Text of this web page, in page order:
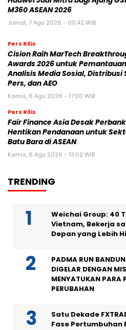
M360 ASEAN 2026
Jumat, 7 Agu 2026 - 00:42 WIB
Pers Rilis
Cision Raih MarTech
Awards 2026 untuk
Analisis Media Sosial, Distribusi
Pers, dan AEO
Kamis, 6 Agu 2026 - 17:00 WIB
Pers Rilis
Fair Finance Asia Desak
Hentikan Pendanaan untuk
Batu Bara di ASEAN
Kamis, 6 Agu 2026 - 13:02 WIB
TRENDING
Weichai Group: 40
Vietnam, Bekerja
Depan yang Lebih
PADMA RUN
DIGELAR DENGAN
MENYATUKAN PARA
PERUBAHAN
Satu Dekade
Fase Pertumbuhan